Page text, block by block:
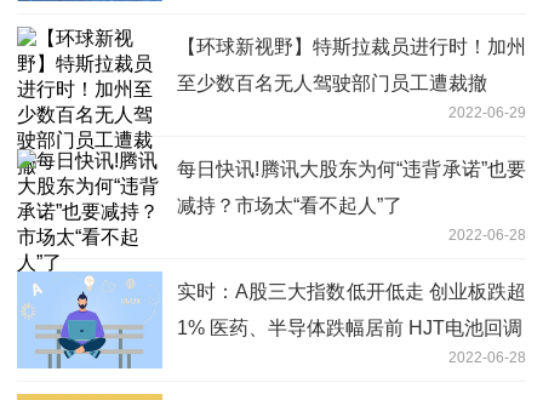
【环球新视野】特斯拉裁员进行时！加州
至少数百名无人驾驶部门员工遭裁撤
2022-06-29
每日快讯!腾讯大股东为何“违背承诺”也要
减持？市场太“看不起人”了
2022-06-28
实时：A股三大指数低开低走 创业板跌超
1% 医药、半导体跌幅居前 HJT电池回调
2022-06-28